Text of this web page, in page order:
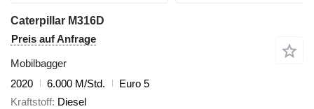
Caterpillar M316D
Preis auf Anfrage
Mobilbagger
2020
6.000 M/Std.
Euro 5
Kraftstoff Diesel